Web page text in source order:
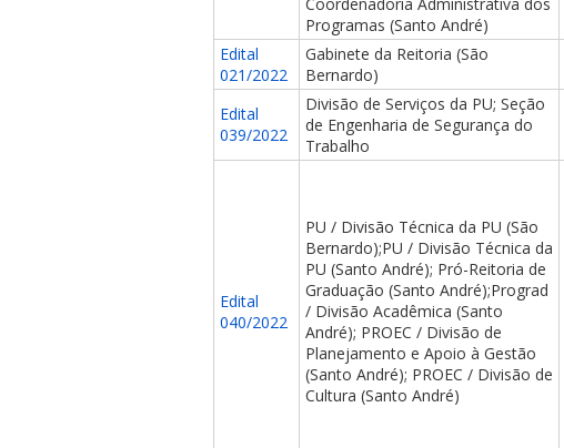
Programas (Santo André)
Edital
021/2022
Gabinete da Reitoria (São
Bernardo)
Edital
039/2022
Divisão de Serviços da PU; Seção
de Engenharia de Segurança do
Trabalho
Edital
040/2022
PU / Divisão Técnica da PU (São
Bernardo);PU / Divisão Técnica da
PU (Santo André); Pró-Reitoria de
Graduação (Santo André);Prograd
/ Divisão Acadêmica (Santo
André); PROEC / Divisão de
Planejamento e Apoio à Gestão
(Santo André); PROEC / Divisão de
Cultura (Santo André)